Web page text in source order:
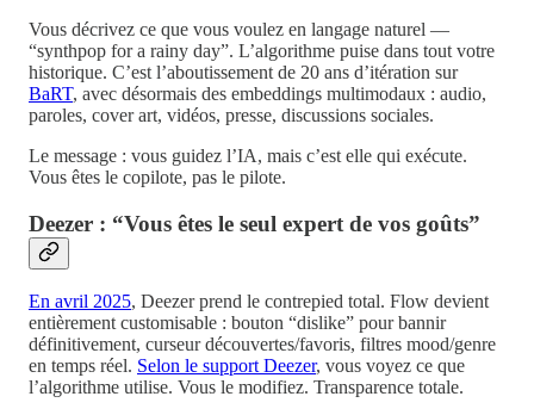
Vous décrivez ce que vous voulez en langage naturel —
“synthpop for a rainy day”. L’algorithme puise dans tout votre
historique. C’est l’aboutissement de 20 ans d’itération sur
BaRT, avec désormais des embeddings multimodaux : audio,
paroles, cover art, vidéos, presse, discussions sociales.
Le message : vous guidez l’IA, mais c’est elle qui exécute.
Vous êtes le copilote, pas le pilote.
Deezer : “Vous êtes le seul expert de vos goûts”
En avril 2025, Deezer prend le contrepied total. Flow devient
entièrement customisable : bouton “dislike” pour bannir
définitivement, curseur découvertes/favoris, filtres mood/genre
en temps réel. Selon le support Deezer, vous voyez ce que
l’algorithme utilise. Vous le modifiez. Transparence totale.